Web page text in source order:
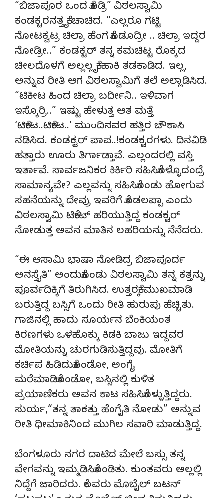
“ಬಿಜಾಪೂರ ಒಂದ ಕೊಡ್ರಿ” ವಿಠಲಸ್ವಾಮಿ
ಕಂಡಕ್ಟರನತ್ತ ಕೈ ಚಾಚಿದ. “ಎಲ್ಲರೂ ಗಟ್ಟಿ
ನೋಟಕ್ವಟ್ರ ಚಿಲ್ರಾ ಹೆಂಗ ಕೊಡೂದ್ರೀ .. ಚಿಲ್ರಾ ಇದ್ದರ
ನೋಡ್ರೀ..” ಕಂಡಕ್ಟರ್ ತನ್ನ ಕಮಚಿಟ್ಟ ರೊಕ್ಕದ
ಚೀಲದೊಳಗೆ ಅಲ್ಲಲ್ಲ ಕೈ ಹಾಕಿ ತಡಕಾಡಿದ. ಇಲ್ಲ,
ಅನ್ನುವ ರೀತಿ ಆಗ ವಿಠಲಸ್ವಾಮಿಗೆ ತಲೆ ಅಲ್ಲಾಡಿಸಿದ.
“ಟಿಕೀಟ ಹಿಂದ ಚಿಲ್ರಾ ಬರ್ದೀನಿ.. ಇಳಿವಾಗ
ಇಸ್ಕೊರ್ರಿ..” ಇಷ್ಟು ಹೇಳುತ್ತ ಆತ ಮತ್ತೆ
‘ಟಿಕೇಟ..ಟಿಕೇಟ..’ ಮುಂದಿನವರ ಹತ್ತಿರ ಚೌಕಾಸಿ
ನಡಿಸಿದ. ಕಂಡಕ್ಟರ್ ಪಾಪ..!ಕಂಡಕ್ಟರಗಳು. ದಿನವಿಡಿ
ಹತ್ತಾರು ಊರು ತಿರ್ಗಾಡ್ತಾವೆ. ಎಲ್ಲಂದರಲ್ಲಿ ವಸ್ತಿ
ಇರ್ತಾವೆ. ಸಾರ್ವಜನಿಕರ ಕಿರ್ಕಿರಿ ಸಹಿಸಿಕೊಳ್ಳೊದಂದ್ರೆ
ಸಾಮಾನ್ಯವೇ? ಎಲ್ಲವನ್ನು ಸಹಿಸಿಕೊಂಡು ಹೋಗುವ
ಸಹನೆಯನ್ನು ದೇವ್ರು ಇವರಿಗೆ ಕೊಡಲಪ್ಪಾ ಎಂದು
ವಿಠಲಸ್ವಾಮಿ ಟಿಕೇಟ್ ಹರಿಯುತ್ತಿದ್ದ ಕಂಡಕ್ಟರ್
ನೋಡುತ್ತ ಅವನ ಮಾತಿನ ಲಹರಿಯನ್ನು ನೆನೆದರು.
“ಈ ಆಸಾಮಿ ಭಾಷಾ ನೋಡಿದ್ರ ಬಿಜಾಪೂರ್ದ
ಅನಸ್ತೈತಿ” ಅಂದುಕೊಂಡು ವಿಠಲಸ್ವಾಮಿ ತನ್ನ ಕತ್ತನ್ನು
ಪೂರ್ವದಿಕ್ಕಿಗೆ ತಿರುಗಿಸಿದ. ಉತ್ತರಕ್ಕೆ ಮುಖಮಾಡಿ
ಬರುತ್ತಿದ್ದ ಬಸ್ಸಿಗೆ ಒಂದು ರೀತಿ ಹುರುಪು ಹೆಚ್ಚಿತು.
ಗಾಜಿನಲ್ಲಿ ಹಾದು ಸೂರ್ಯನ ಬೆಂಕಿಯಂತ
ಕಿರಣಗಳು ಒಳಹೊಕ್ಕು ಕಿಡಕಿ ಬಾಜು ಇದ್ದವರ
ಮೋತಿಯನ್ನು ಚುರಗುಡಿಸುತ್ತಿದ್ದವು. ಮೋತಿಗೆ
ಕರ್ಚಿಪ ಹಿಡಿದುಕೊಂಡೋ, ಅಂಗೈ
ಮರೆಮಾಡಿಕೊಂಡೋ, ಬಸ್ಸಿನಲ್ಲಿ ಕುಳಿತ
ಪ್ರಯಾಣಿಕರು ಅವನ ಕಾಟ ಸಹಿಸಿಕೊಳ್ಳುತ್ತಿದ್ದರು.
ಸುರ್ಯ,“ತನ್ನ ತಾಕತ್ತು ಹೆಂಗೈತಿ ನೋಡು” ಅನ್ನುವ
ರೀತಿ ಧೀಮಾಕಿನಿಂದ ಮುಗಿಲ ಸವಾರಿ ಮಾಡುತ್ತಿದ್ದ.
ಬೆಂಗಳೂರು ನಗರ ದಾಟಿದ ಮೇಲೆ ಬಸ್ಸು ತನ್ನ
ವೇಗವನ್ನು ಇಮ್ಮಡಿಸಿಕೊಂಡಿತು. ಕುಂತವರು ಅಲ್ಲಲ್ಲಿ
ನಿದ್ದೆಗೆ ಜಾರಿದರು. ಕೆಲವರು ಮೊಬೈಲ್ ಬಟನ್